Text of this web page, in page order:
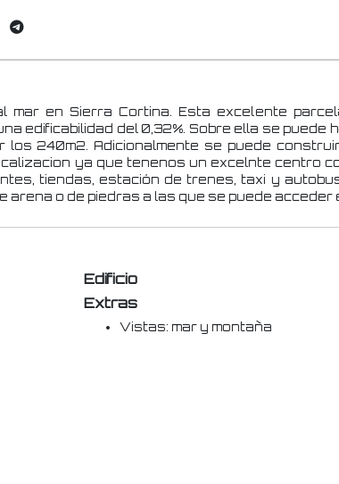
mar en Sierra Cortina. Esta excelente
edificabilidad del 0,32%. Sobre ella se
los 240m2. Adicionalmente se puede
ya que tenenos un excelnte centro
tiendas, estación de trenes, taxi y
arena o de piedras a las que se puede acceder
Edificio
Extras
Vistas: mar y montaña